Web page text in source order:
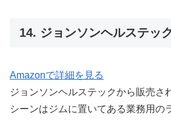
14. ジョンソンヘルステッ
Amazonで詳細を見る
ジョンソンヘルステックから販売さ
シーンはジムに置いてある業務用の